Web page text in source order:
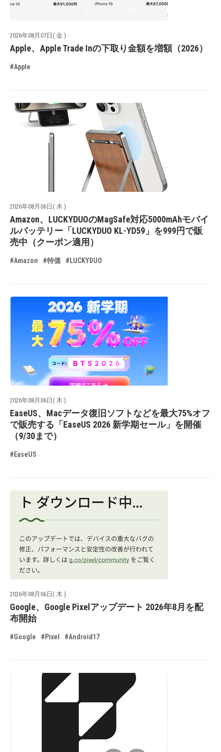
2026年08月07日( 金 )
Apple、Apple Trade Inの下取り金額を増額（2026）
#Apple
2026年08月06日( 木 )
Amazon、LUCKYDUOのMagSafe対応5000mAhモバイ
ルバッテリー「LUCKYDUO KL-YD59」を999円で販
売中（クーポン適用）
#Amazon #特価 #LUCKYDUO
2026年08月06日( 木 )
EaseUS、Macデータ復旧ソフトなどを最大75%オフ
で販売する「EaseUS 2026 新学期セール」を開催
（9/30まで）
#EaseUS
2026年08月06日( 木 )
Google、Google Pixelアップデート 2026年8月を配
布開始
#Google #Pixel #Android17